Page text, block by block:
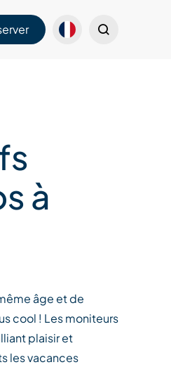
à
âge et de
cool ! Les moniteurs
plaisir et
les vacances